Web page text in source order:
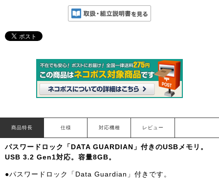
商品特長 仕様 対応機種 レビュー
パスワードロック「DATA GUARDIAN」付きのUSBメモリ。
USB 3.2 Gen1対応。容量8GB。
●パスワードロック「Data Guardian」付きです。